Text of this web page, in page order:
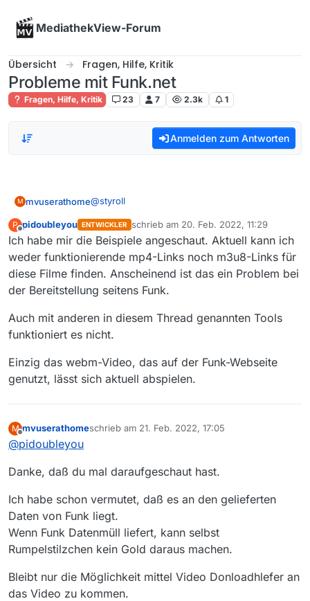
MediathekView-Forum
Übersicht Fragen, Hilfe, Kritik
Probleme mit Funk.net
Fragen, Hilfe, Kritik 23 7 2.3k 1
Anmelden zum Antworten
M mvuserathome@styroll
weitere drei Einträge mit 503:
(mehr habe ich nicht im Augenblick <=)
a)
Thema:
alwaysxcaro
Titel:
QUIZ & TALK | Bücher vs. Filme | mit
https://www.funk.net/channel/alwaysxcaro-
11956/quiz-talk-buecher-vs-filme-mit-maren-
HD URL:
02.akamaized.net/22679/files/21/02/10/2741164
/5-ZztYkm29ngyNfpRbXcC8.mp4
b)
Thema:
alwaysxcaro
https://www.funk.net/channel/alwaysxcaro-
02.akamaized.net/22679/files/21/02/10/2741178
/2-vCTD4PrmMRx8hBG6JQzy.mp4
c)
Browser Ballett
Streamer Playset
Website:
https://www.funk.net/channel/browser-ballett-
800/streamer-playset-1716716
HD URL:
02.akamaized.net/22679/files/21/03/11/298543
6/2-LH7qZj8kXQCDnY4hcGrN.mp4
P
Offline
pidoubleyou ENTWICKLER schrieb am 20. Feb. 2022, 11:29
zuletzt editiert von
Ich habe mir die Beispiele angeschaut. Aktuell kann ich
weder funktionierende mp4-Links noch m3u8-Links für
diese Filme finden. Anscheinend ist das ein Problem bei
der Bereitstellung seitens Funk.
Auch mit anderen in diesem Thread genannten Tools
funktioniert es nicht.
Einzig das webm-Video, das auf der Funk-Webseite
genutzt, lässt sich aktuell abspielen.
M
Offline
mvuserathomeschrieb am 21. Feb. 2022, 17:05
zuletzt editiert von
@pidoubleyou
Danke, daß du mal daraufgeschaut hast.
Ich habe schon vermutet, daß es an den gelieferten
Daten von Funk liegt.
Wenn Funk Datenmüll liefert, kann selbst
Rumpelstilzchen kein Gold daraus machen.
Bleibt nur die Möglichkeit mittel Video Donloadhlefer an
das Video zu kommen.